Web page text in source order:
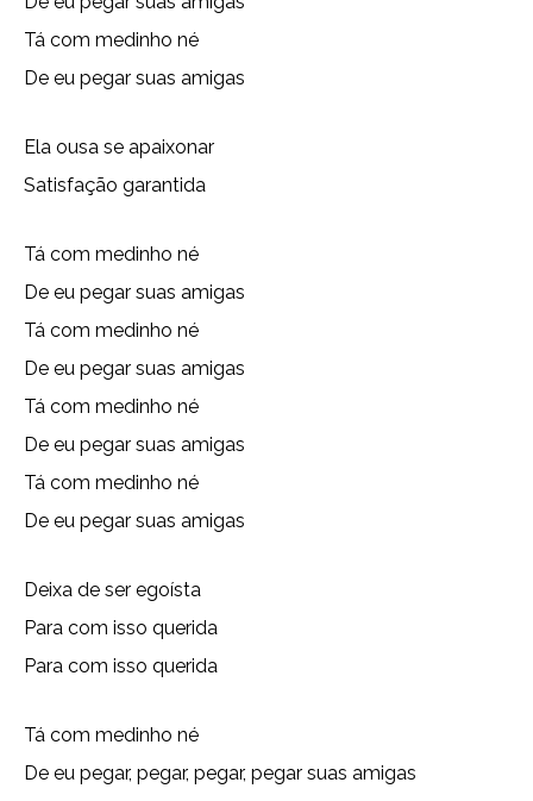
Tá com medinho né
De eu pegar suas amigas
Ela ousa se apaixonar
Satisfação garantida
Tá com medinho né
De eu pegar suas amigas
Tá com medinho né
De eu pegar suas amigas
Tá com medinho né
De eu pegar suas amigas
Tá com medinho né
De eu pegar suas amigas
Deixa de ser egoísta
Para com isso querida
Para com isso querida
Tá com medinho né
De eu pegar, pegar, pegar, pegar suas amigas